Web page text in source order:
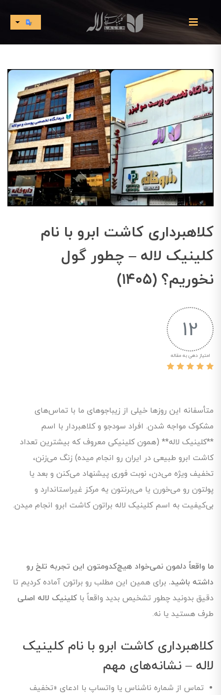
کلاهبرداری کاشت ابرو با نام
کلینیک لاله – چطور گول
نخوریم؟ (۱۴۰۵)
12
امتیاز دهی به مقاله
متأسفانه این روزها خیلی از زیباجوهای ما با تماس‌های
مشکوک مواجه شدن. افراد سودجو و کلاهبردار با اسم
**کلینیک لاله** (همون کلینیکی معروف که بیشترین تعداد
کاشت ابرو طبیعی در ایران رو انجام میده) زنگ می‌زنن،
تخفیف ویژه می‌دن، نوبت فوری پیشنهاد می‌کنن و بعد یا
پولتون رو می‌خورن یا می‌برنتون یه مرکز غیراستاندارد و
بی‌کیفیت به اسم کلینیک لاله براتون کاشت ابرو انجام میدن.
ما واقعاً دلمون نمی‌خواد هیچ‌کدومتون این تجربه تلخ رو
داشته باشید. برای همین این مطلب رو براتون آماده کردیم تا
دقیق بدونید چطور تشخیص بدید واقعاً با کلینیک لاله اصلی
طرف هستید یا نه.
کلاهبرداری کاشت ابرو با نام کلینیک
لاله – نشانه‌های مهم
تماس از شماره ناشناس یا واتساپ با ادعای «تخفیف